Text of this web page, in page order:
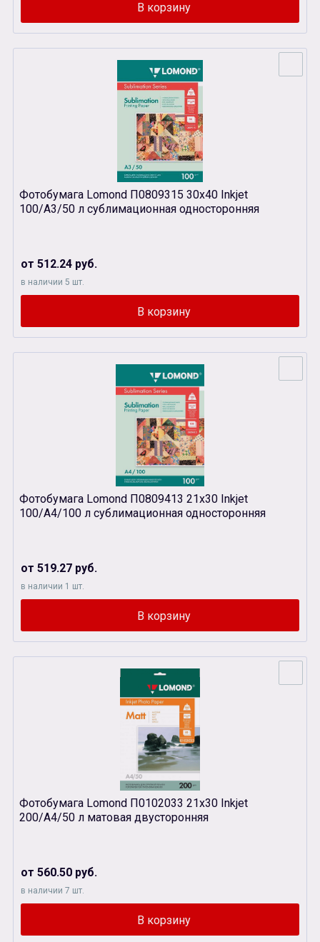
Фотобумага Lomond П0809315 30х40 Inkjet
100/A3/50 л сублимационная односторонняя
от 512.24 руб.
в наличии 5 шт.
Фотобумага Lomond П0809413 21х30 Inkjet
100/A4/100 л сублимационная односторонняя
от 519.27 руб.
в наличии 1 шт.
Фотобумага Lomond П0102033 21х30 Inkjet
200/A4/50 л матовая двусторонняя
от 560.50 руб.
в наличии 7 шт.